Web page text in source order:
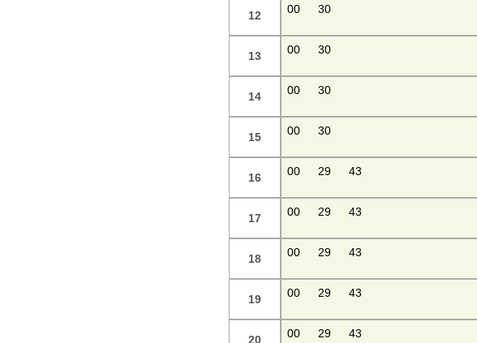
12 00 30
13 00 30
14 00 30
15 00 30
16 00 29 43
17 00 29 43
18 00 29 43
19 00 29 43
20 00 29 43